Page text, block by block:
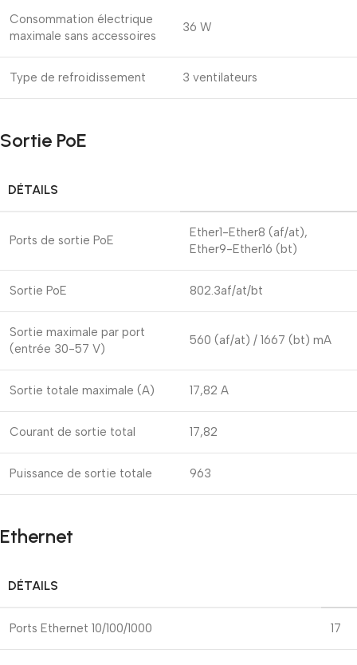
Consommation électrique
maximale sans accessoires
36 W
Type de refroidissement 3 ventilateurs
Sortie PoE
DÉTAILS
Ports de sortie PoE
Ether1-Ether8 (af/at),
Ether9-Ether16 (bt)
Sortie PoE 802.3af/at/bt
Sortie maximale par port
(entrée 30-57 V)
560 (af/at) / 1667 (bt) mA
Sortie totale maximale (A) 17,82 A
Courant de sortie total 17,82
Puissance de sortie totale 963
Ethernet
DÉTAILS
Ports Ethernet 10/100/1000 17